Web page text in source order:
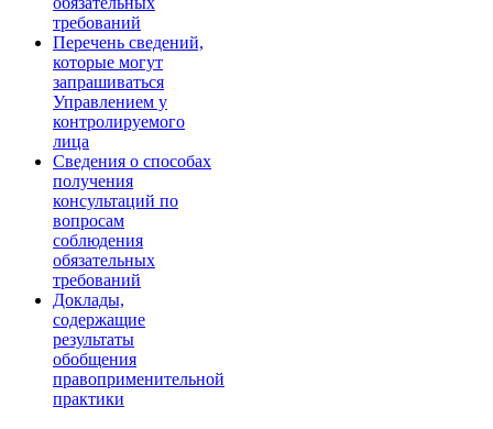
требований
Перечень сведений,
которые могут
запрашиваться
Управлением у
контролируемого
лица
Сведения о способах
получения
консультаций по
вопросам
соблюдения
обязательных
требований
Доклады,
содержащие
результаты
обобщения
правоприменительной
практики